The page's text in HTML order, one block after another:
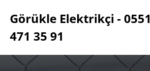
geç
Görükle Elektrikçi - 0551
471 35 91